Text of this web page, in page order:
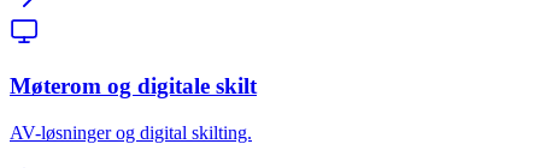
Møterom og digitale skilt
AV-løsninger og digital skilting.